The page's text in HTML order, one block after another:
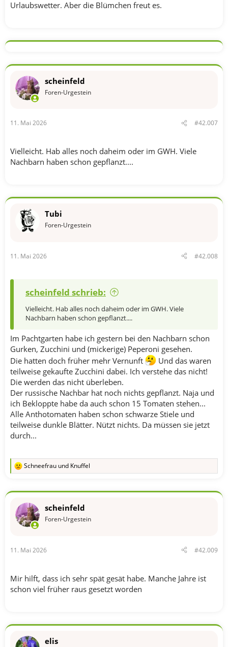
Urlaubswetter. Aber die Blümchen freut es.
scheinfeld
Foren-Urgestein
11. Mai 2026 #42.007
Vielleicht. Hab alles noch daheim oder im GWH. Viele
Nachbarn haben schon gepflanzt....
Tubi
Foren-Urgestein
11. Mai 2026 #42.008
scheinfeld schrieb:
Vielleicht. Hab alles noch daheim oder im GWH. Viele
Nachbarn haben schon gepflanzt....
Im Pachtgarten habe ich gestern bei den Nachbarn schon
Gurken, Zucchini und (mickerige) Peperoni gesehen.
Die hatten doch früher mehr Vernunft
Und das waren
teilweise gekaufte Zucchini dabei. Ich verstehe das nicht!
Die werden das nicht überleben.
Der russische Nachbar hat noch nichts gepflanzt. Naja und
ich Bekloppte habe da auch schon 15 Tomaten stehen...
Alle Anthotomaten haben schon schwarze Stiele und
teilweise dunkle Blätter. Nützt nichts. Da müssen sie jetzt
durch...
R
k
o
:
Schneefrau und Knuffel
scheinfeld
Foren-Urgestein
11. Mai 2026 #42.009
Mir hilft, dass ich sehr spät gesät habe. Manche Jahre ist
schon viel früher raus gesetzt worden
elis